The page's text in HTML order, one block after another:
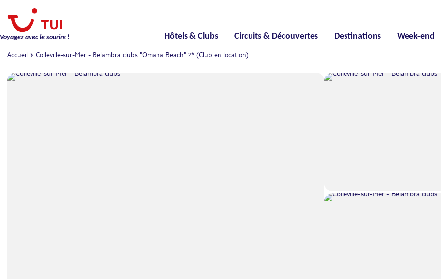
Voyagez avec le sourire ! Hôtels & Clubs Circuits & Découvertes Destinations Week-end
Accueil Colleville-sur-Mer - Belambra clubs "Omaha Beach" 2* (Club en location)